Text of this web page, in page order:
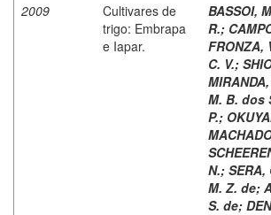
2009
Cultivares de
trigo: Embrapa
e Iapar.
BASSOI,
R.;
FRONZA,
C. V.;
M. B. dos
P.;
N.; SERA,
M. Z. de;
S. de;